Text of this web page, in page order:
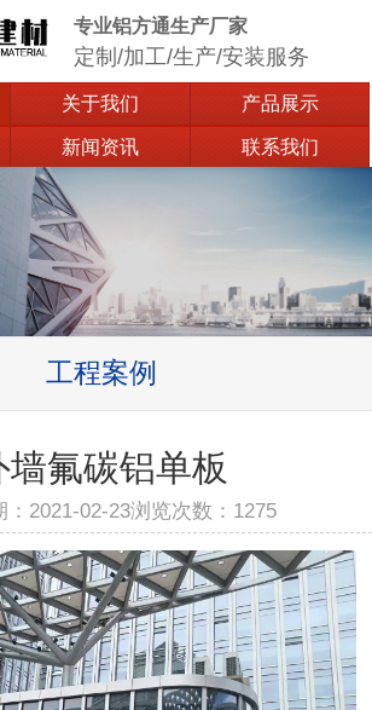
专业铝方通生产厂家
定制/加工/生产/安装服务
关于我们 产品展示
新闻资讯 联系我们
工程案例
墙氟碳铝单板
：2021-02-23浏览次数： 1275